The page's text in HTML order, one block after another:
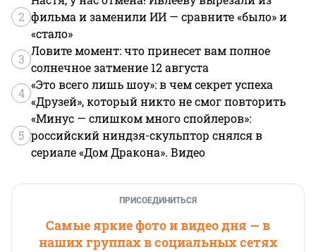
2 фильма и заменили ИИ — сравните «было» и
«стало»
3
Ловите момент: что принесет вам полное
солнечное затмение 12 августа
4
«Это всего лишь шоу»: в чем секрет успеха
«Друзей», который никто не смог повторить
5
«Минус — слишком много спойлеров»:
российский ниндзя-скульптор снялся в
сериале «Дом Дракона». Видео
ПРИСОЕДИНИТЬСЯ
Самые яркие фото и видео дня — в
наших группах в социальных сетях